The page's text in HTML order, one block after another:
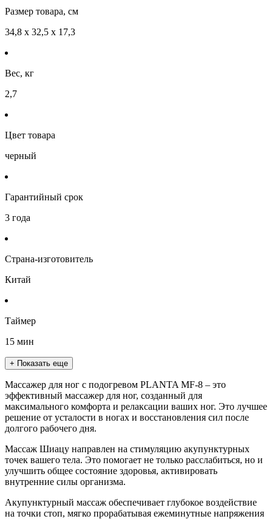
Размер товара, см
34,8 х 32,5 х 17,3
Вес, кг
2,7
Цвет товара
черный
Гарантийный срок
3 года
Страна-изготовитель
Китай
Таймер
15 мин
+ Показать еще
Массажер для ног с подогревом PLANTA MF-8 – это
эффективный массажер для ног, созданный для
максимального комфорта и релаксации ваших ног. Это лучшее
решение от усталости в ногах и восстановления сил после
долгого рабочего дня.
Массаж Шиацу направлен на стимуляцию акупунктурных
точек вашего тела. Это помогает не только расслабиться, но и
улучшить общее состояние здоровья, активировать
внутренние силы организма.
Акупунктурный массаж обеспечивает глубокое воздействие
на точки стоп, мягко прорабатывая ежеминутные напряжения